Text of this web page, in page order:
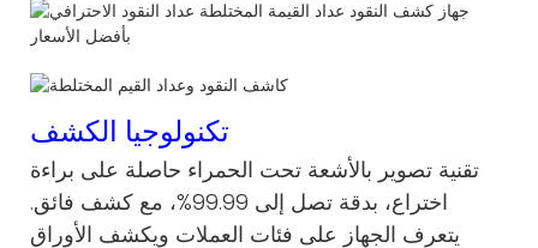
تكنولوجيا الكشف
تقنية تصوير بالأشعة تحت الحمراء حاصلة على براءة
اختراع، بدقة تصل إلى 99.99%، مع كشف فائق.
يتعرف الجهاز على فئات العملات ويكشف الأوراق